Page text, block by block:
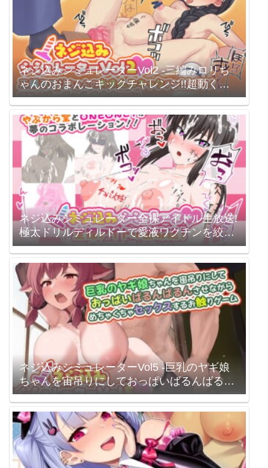
ネジ込みシミュレーターVol2 -三編みロリち
ゃんのおまんこキックチャレンジ!!超動くバ
ーチャルオナホアプリ-【拡張・オナホ化・石
ネジ込みシミュレーター全裸アイドル生放送!
極太ドリルディルドーで愛液ワクチンを絞っ
て異世界を救え! / やぶから堂
ネジ込みシミュレーターVol5 -巨乳のヤギ娘
ちゃんを宙吊りにしておっぱいばるんばるん
させながらめちゃくちゃセックスするお触り
ら堂